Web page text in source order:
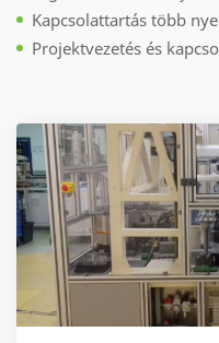
Kapcsolattartás több
Projektvezetés és